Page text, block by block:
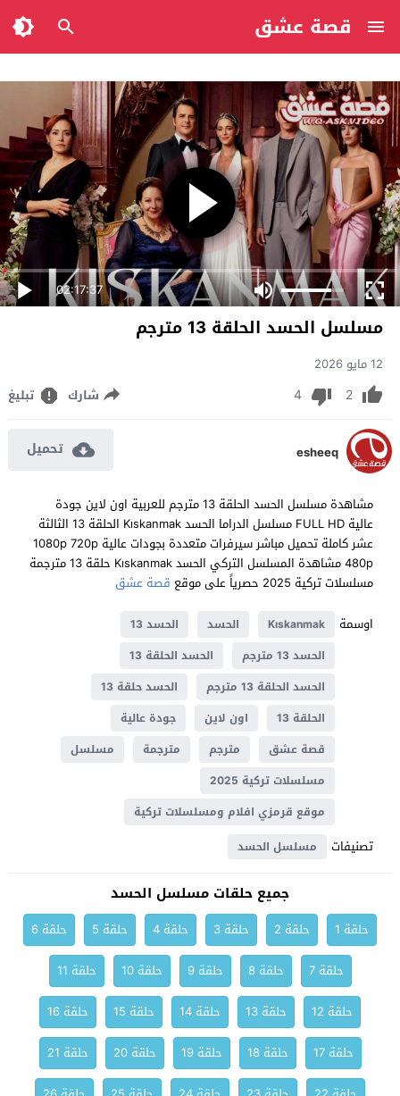
قصة عشق
02:17:37
مسلسل الحسد الحلقة 13 مترجم
12 مايو 2026
2
4 شارك تبليغ
esheeq تحميل
مشاهدة مسلسل الحسد الحلقة 13 مترجم للعربية اون لاين جودة
عالية FULL HD مسلسل الدراما الحسد Kıskanmak الحلقة 13 الثالثة
عشر كاملة تحميل مباشر سيرفرات متعددة بجودات عالية 1080p 720p
480p مشاهدة المسلسل التركي الحسد Kıskanmak حلقة 13 مترجمة
مسلسلات تركية 2025 حصرياً على موقع
قصة عشق
اوسمة
Kıskanmak الحسد
الحسد 13
الحسد 13 مترجم
الحسد الحلقة 13
الحسد الحلقة 13 مترجم
الحسد حلقة 13
الحلقة 13
اون لاين
جودة عالية
قصة عشق
مترجم مترجمة
مسلسل
مسلسلات تركية 2025
موقع قرمزي افلام ومسلسلات تركية
تصنيفات مسلسل الحسد
جميع حلقات مسلسل الحسد
حلقة 1 حلقة 2 حلقة 3 حلقة 4 حلقة 5
حلقة 6
حلقة 7
حلقة 8 حلقة 9 حلقة 10
حلقة 11
حلقة 12
حلقة 13 حلقة 14 حلقة 15
حلقة 16
حلقة 17
حلقة 18 حلقة 19 حلقة 20
حلقة 21